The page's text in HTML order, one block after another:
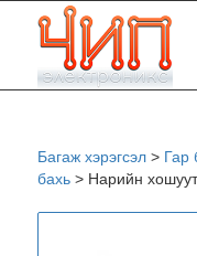
Багаж хэрэгсэл> Гар
бахь> Нарийн